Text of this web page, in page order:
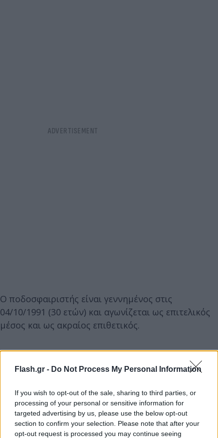
Flash.gr - Do Not Process My Personal Information
If you wish to opt-out of the sale, sharing to third parties, or
processing of your personal or sensitive information for
targeted advertising by us, please use the below opt-out
section to confirm your selection. Please note that after your
opt-out request is processed you may continue seeing
Ο ποδοσφαιριστής είναι γεννημένος στις
04/10/1991 (30 ετών) και αγωνίζεται ως επιτελικός
μέσος και ως ακραίος επιθετικός.
Ο Lucas Villafañez έχει παραστάσεις από την Ά
κατηγορία Αργεντινής και στην Ευρώπη έκανε
Παναθηναϊκού. Μέτρησε 118 αγώνες
πρωταθλήματος με την ομάδα της Αθήνας,
σκοράροντας 21 γκολ και μοιράζοντας 17 ασίστ.